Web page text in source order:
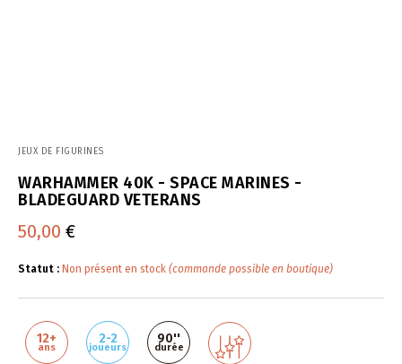
JEUX DE FIGURINES
WARHAMMER 40K - SPACE MARINES -
BLADEGUARD VETERANS
50,00 €
Statut : Non présent en stock (commande possible en boutique)
12+
ans
2-2
joueurs
90''
durée